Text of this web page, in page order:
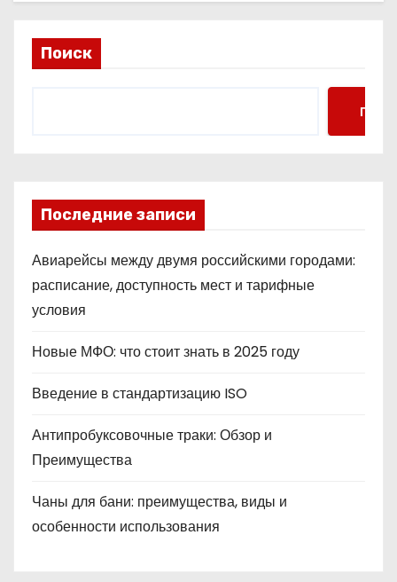
Поиск
Поиск
Последние записи
Авиарейсы между двумя российскими городами:
расписание, доступность мест и тарифные
условия
Новые МФО: что стоит знать в 2025 году
Введение в стандартизацию ISO
Антипробуксовочные траки: Обзор и
Преимущества
Чаны для бани: преимущества, виды и
особенности использования